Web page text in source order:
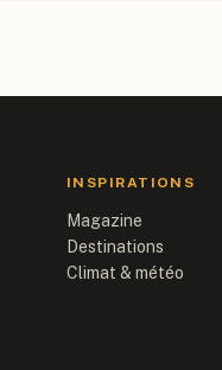
INSPIRATIONS
Magazine
Destinations
Climat & météo